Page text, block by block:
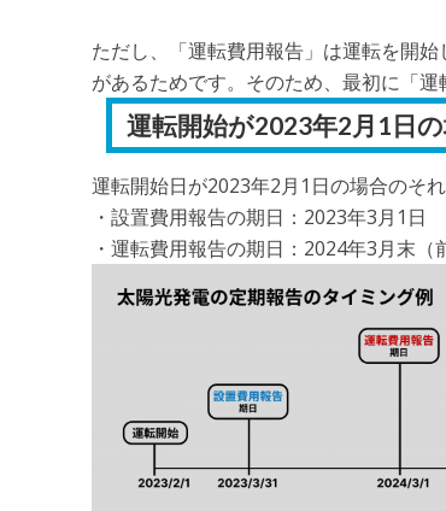
ただし、「運転費用報告」は運転を開
があるためです。そのため、最初に「
運転開始が2023年2月1日
運転開始日が2023年2月1日の場合のそ
・設置費用報告の期日：2023年3月1日
・運転費用報告の期日：2024年3月末